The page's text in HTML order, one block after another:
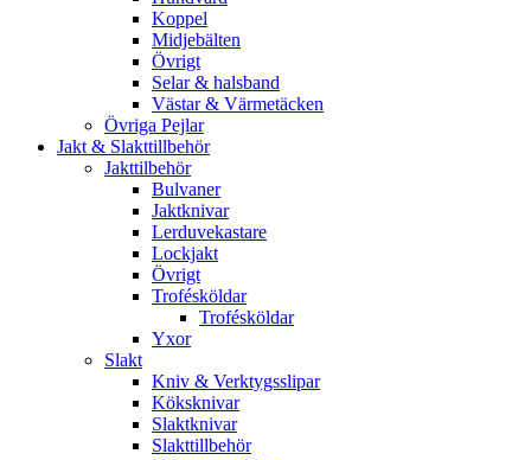
Koppel
Midjebälten
Övrigt
Selar & halsband
Västar & Värmetäcken
Övriga Pejlar
Jakt & Slakttillbehör
Jakttilbehör
Bulvaner
Jaktknivar
Lerduvekastare
Lockjakt
Övrigt
Trofésköldar
Trofésköldar
Yxor
Slakt
Kniv & Verktygsslipar
Köksknivar
Slaktknivar
Slakttillbehör